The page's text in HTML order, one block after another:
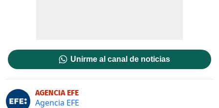
Unirme al canal de noticias
AGENCIA EFE
Agencia EFE